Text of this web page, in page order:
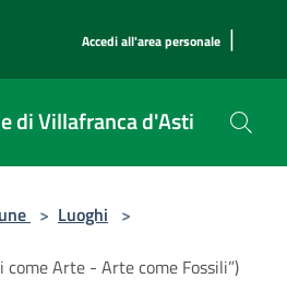
Accedi all'area personale |
di Villafranca d'Asti
> Luoghi >
come Arte - Arte come Fossili”)